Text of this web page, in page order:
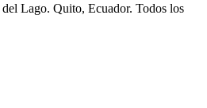
Lago. Quito, Ecuador. Todos los